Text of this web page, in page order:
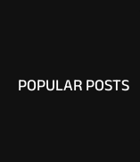
POPULAR POSTS